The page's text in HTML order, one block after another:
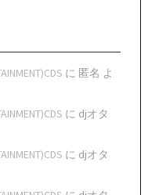
に 匿名 よ
に djオタ
に djオタ